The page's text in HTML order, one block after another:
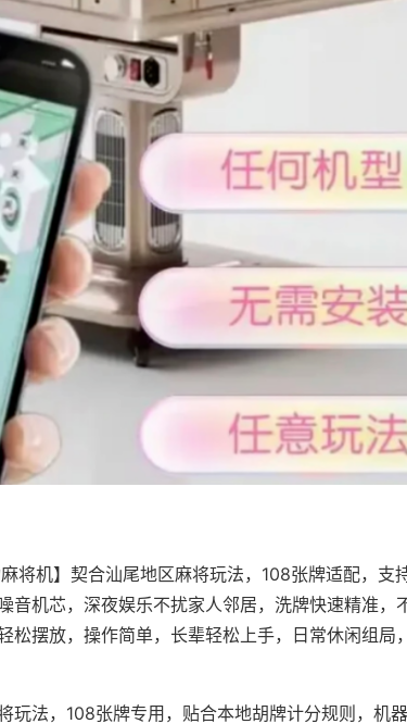
麻将机】契合汕尾地区麻将玩法，108张牌适配，支
音机芯，深夜娱乐不扰家人邻居，洗牌快速精准，
松摆放，操作简单，长辈轻松上手，日常休闲组局
玩法，108张牌专用，贴合本地胡牌计分规则，机